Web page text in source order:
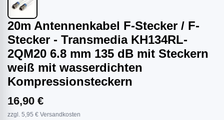
20m Antennenkabel F-Stecker / F-
Stecker - Transmedia KH134RL-
2QM20 6.8 mm 135 dB mit Steckern
weiß mit wasserdichten
Kompressionsteckern
16,90 €
zzgl. 5,95 € Versandkosten